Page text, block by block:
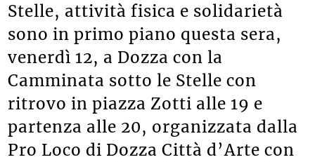
Stelle, attività fisica e solidarietà
sono in primo piano questa sera,
venerdì 12, a Dozza con la
Camminata sotto le Stelle con
ritrovo in piazza Zotti alle 19 e
partenza alle 20, organizzata dalla
Pro Loco di Dozza Città d’Arte con